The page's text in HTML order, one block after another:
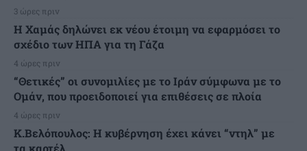
3 ώρες πριν
Η Χαμάς δηλώνει εκ νέου έτοιμη να εφαρμόσει το
σχέδιο των ΗΠΑ για τη Γάζα
4 ώρες πριν
“Θετικές” οι συνομιλίες με το Ιράν σύμφωνα με το
Ομάν, που προειδοποιεί για επιθέσεις σε πλοία
4 ώρες πριν
Κ.Βελόπουλος: Η κυβέρνηση έχει κάνει “ντηλ” με
τα καρτέλ